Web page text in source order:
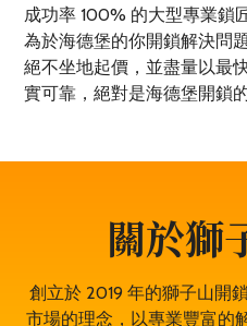
成功率 100% 的大型專業鎖
為於海德堡的你開鎖解決問
絕不坐地起價，並盡量以最
實可靠，絕對是海德堡開鎖
關於獅
創立於 2019 年的獅子山開
市場的理念，以專業豐富的